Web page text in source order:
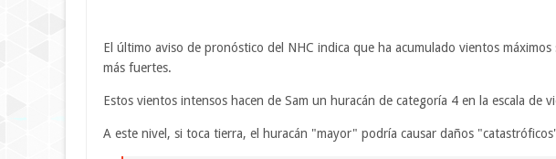
El último aviso de pronóstico del NHC indica que ha acumulado vientos
más fuertes.
Estos vientos intensos hacen de Sam un huracán de categoría 4 en la escala de
A este nivel, si toca tierra, el huracán "mayor" podría causar daños